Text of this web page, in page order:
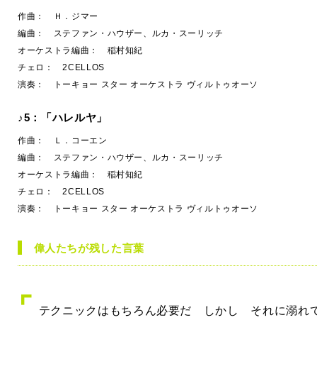
作曲： Ｈ．ジマー
編曲： ステファン・ハウザー、ルカ・スーリッチ
オーケストラ編曲： 稲村知紀
チェロ： 2CELLOS
演奏： トーキョー スター オーケストラ ヴィルトゥオーソ
♪5：「ハレルヤ」
作曲： Ｌ．コーエン
編曲： ステファン・ハウザー、ルカ・スーリッチ
オーケストラ編曲： 稲村知紀
チェロ： 2CELLOS
演奏： トーキョー スター オーケストラ ヴィルトゥオーソ
偉人たちが残した言葉
テクニックはもちろん必要だ しかし それに溺れ